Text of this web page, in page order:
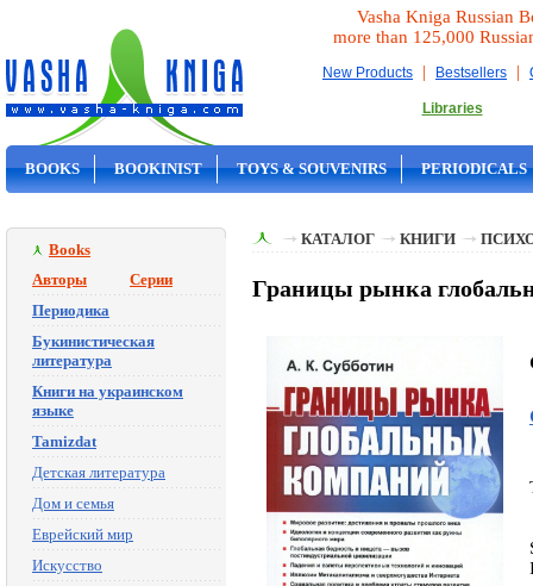
Vasha Kniga Russian
more than 125,000
New Products | Bestsellers |
Libraries
BOOKS BOOKINIST TOYS & SOUVENIRS PERIODICALS
Books
Авторы
Серии
Периодика
Букинистическая
литература
Книги на украинском
языке
Tamizdat
Детская литература
Дом и семья
Еврейский мир
Искусство
КАТАЛОГ КНИГИ
Границы рынка